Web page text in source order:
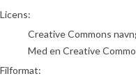
go to media item
Licens:
Creative Commons
Med en Creative
Filformat: